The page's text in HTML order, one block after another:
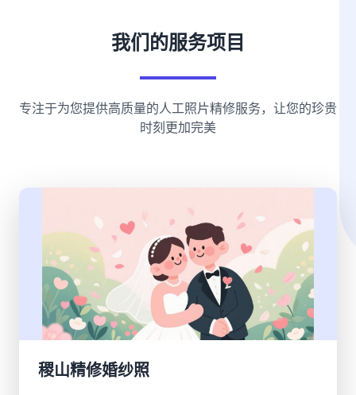
我们的服务项目
专注于为您提供高质量的人工照片精修服务，让您的珍贵
时刻更加完美
稷山精修婚纱照